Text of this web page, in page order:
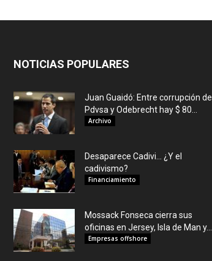
NOTICIAS POPULARES
Juan Guaidó: Entre corrupción de
Pdvsa y Odebrecht hay $ 80...
Archivo
Desaparece Cadivi… ¿Y el
cadivismo?
Financiamiento
Mossack Fonseca cierra sus
oficinas en Jersey, Isla de Man y...
Empresas offshore